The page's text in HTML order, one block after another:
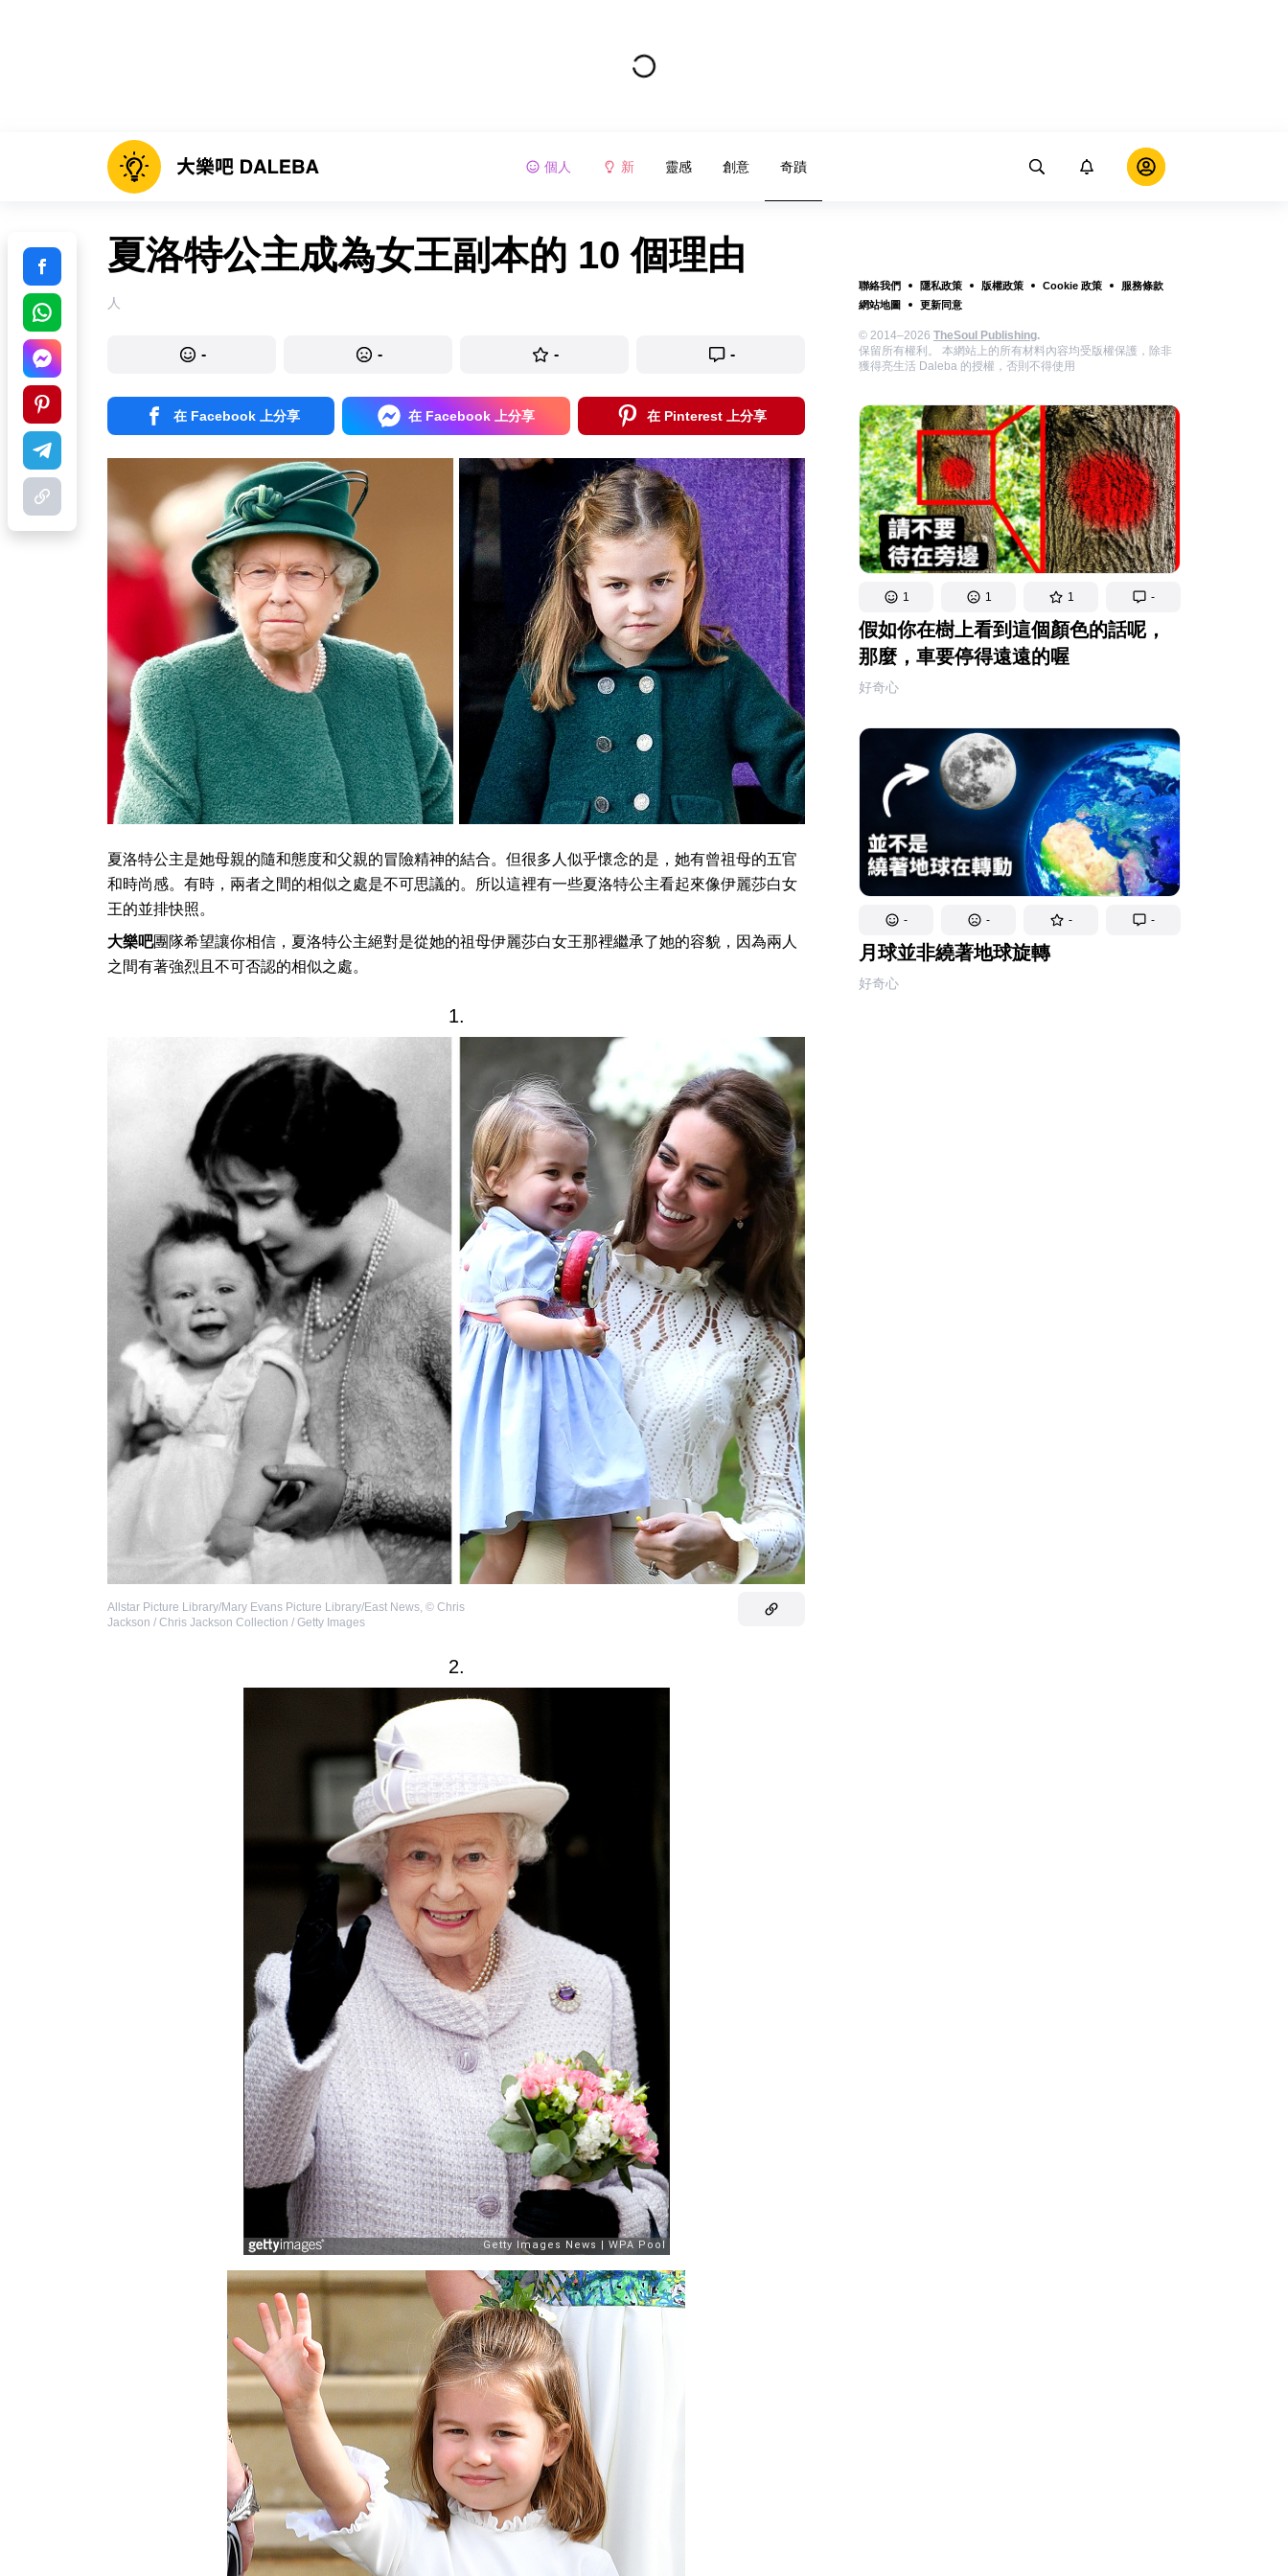
個人 新 靈感 創意 奇蹟
聯絡我們 隱私政策 版權政策 Cookie 政策
服務條款
網站地圖
更新同意
© 2014–2026 TheSoul Publishing.
保留所有權利。 本網站上的所有材料內容均受版權保護，除非
獲得亮生活 Daleba 的授權，否則不得使用
1 1 1 -
假如你在樹上看到這個顏色的話呢，
那麼，車要停得遠遠的喔
好奇心
- - - -
月球並非繞著地球旋轉
好奇心
夏洛特公主成為女王副本的 10 個理由
人
- - - -
在 Facebook 上分享 在 Facebook 上分享 在 Pinterest 上分享
夏洛特公主是她母親的隨和態度和父親的冒險精神的結合。但很多人似乎懷念的是，她有曾祖母的五官
和時尚感。有時，兩者之間的相似之處是不可思議的。所以這裡有一些夏洛特公主看起來像伊麗莎白女
王的並排快照。
大樂吧團隊希望讓你相信，夏洛特公主絕對是從她的祖母伊麗莎白女王那裡繼承了她的容貌，因為兩人
之間有著強烈且不可否認的相似之處。
1.
Allstar Picture Library/Mary Evans Picture Library/East News, © Chris
Jackson / Chris Jackson Collection / Getty Images
2.